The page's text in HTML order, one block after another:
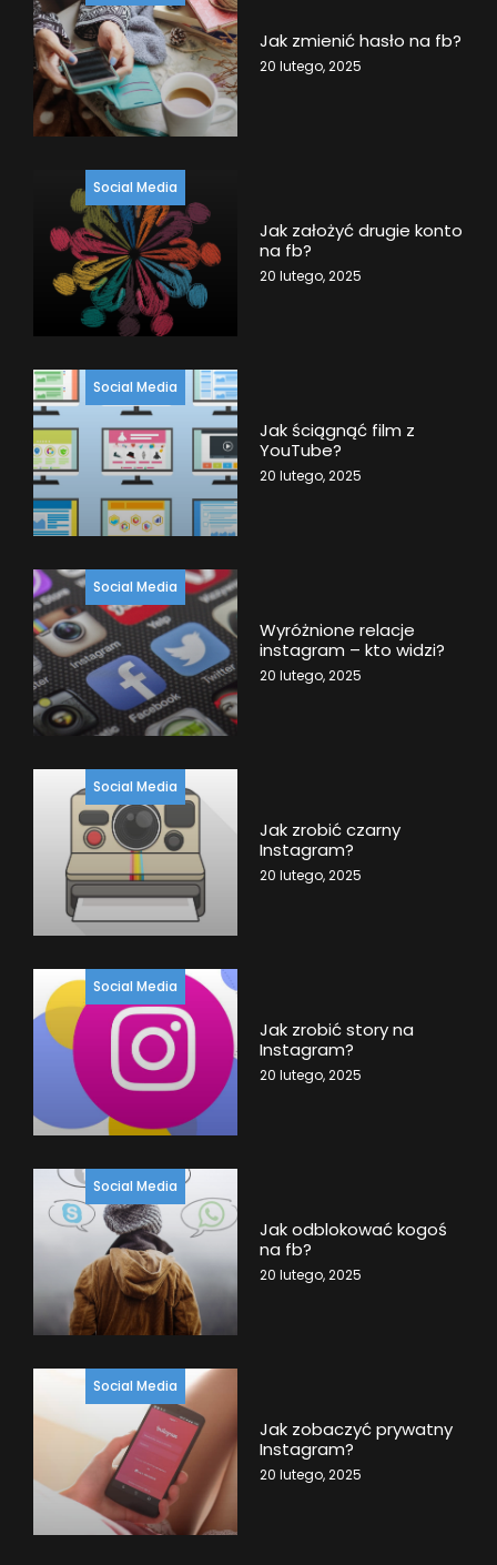
Jak zmienić hasło na fb?
20 lutego, 2025
Social Media
Jak założyć drugie konto
na fb?
20 lutego, 2025
Social Media
Jak ściągnąć film z
YouTube?
20 lutego, 2025
Social Media
Wyróżnione relacje
instagram – kto widzi?
20 lutego, 2025
Social Media
Jak zrobić czarny
Instagram?
20 lutego, 2025
Social Media
Jak zrobić story na
Instagram?
20 lutego, 2025
Social Media
Jak odblokować kogoś
na fb?
20 lutego, 2025
Social Media
Jak zobaczyć prywatny
Instagram?
20 lutego, 2025